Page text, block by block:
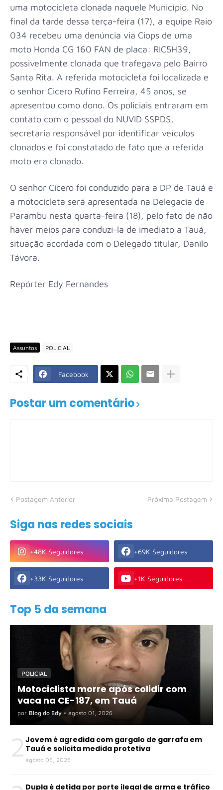
uma motocicleta clonada naquele Município. No
final da tarde dessa terça-feira (17), a equipe Raio
034 recebeu uma denúncia via Ciops de uma
moto Honda CG 160 FAN de placa: RIC5H39,
possivelmente clonada que trafegava pelo Bairro
Santa Rita. A referida motocicleta foi localizada e
o senhor Cicero Rufino Ferreira, 45 anos, se
apresentou como dono. Os policiais entraram em
contato com o pessoal do NUVID SSPDS,
secretaria responsável por identificar veículos
clonados e foi constatado de fato que a referida
moto era clonado.
O senhor Cicero foi conduzido para a DP de Tauá e
a motocicleta será apresentada na Delegacia de
Parambu nesta quarta-feira (18), pelo fato de não
haver meios para conduzi-la de imediato a Tauá,
situação acordada com o Delegado titular, Danilo
Távora.
Repórter Edy Fernandes
Assuntos POLICIAL
Facebook
Postar um comentário
Postagem Anterior Próxima Postagem
Siga nas redes sociais
+48K Seguidores +69K Seguidores
+33K Seguidores +1K Seguidores
Top 5 da semana
POLICIAL
Motociclista morre após colidir com
vaca na CE-187, em Tauá
por Blog do Edy • agosto 01, 2026
2 Jovem é agredida com gargalo de garrafa em
Tauá e solicita medida protetiva
agosto 06, 2026
Dupla é detida por porte ilegal de arma e tráfico